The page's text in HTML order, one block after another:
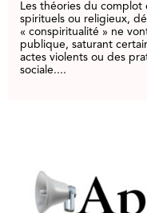
Les théories du complot
spirituels ou religieux,
« conspiritualité » ne
publique, saturant
actes violents ou des
sociale....